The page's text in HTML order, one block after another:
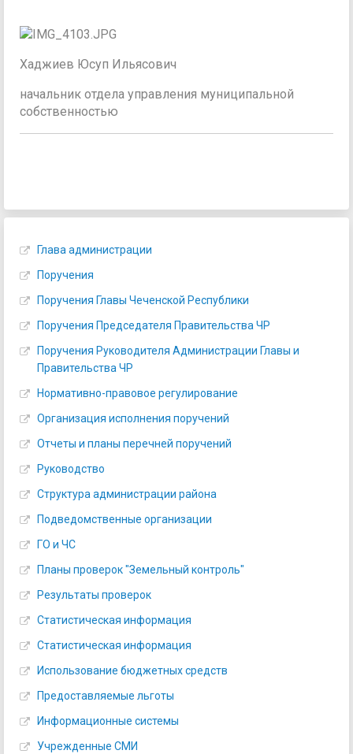
Хаджиев Юсуп Ильясович
начальник отдела управления муниципальной
собственностью
Глава администрации
Поручения
Поручения Главы Чеченской Республики
Поручения Председателя Правительства ЧР
Поручения Руководителя Администрации Главы и
Правительства ЧР
Нормативно-правовое регулирование
Организация исполнения поручений
Отчеты и планы перечней поручений
Руководство
Структура администрации района
Подведомственные организации
ГО и ЧС
Планы проверок "Земельный контроль"
Результаты проверок
Статистическая информация
Статистическая информация
Использование бюджетных средств
Предоставляемые льготы
Информационные системы
Учрежденные СМИ